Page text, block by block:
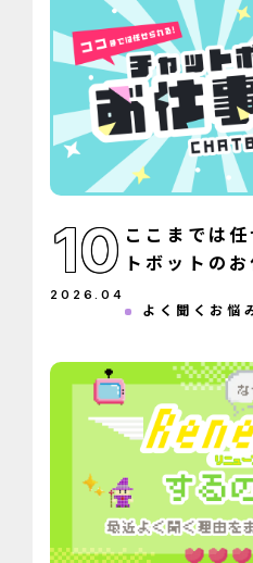
10
2026 .04
ここまでは
トボットの
よく聞くお悩